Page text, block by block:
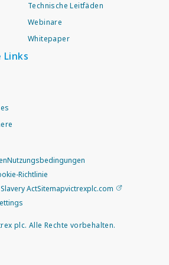
Technische Leitfäden
Webinare
Whitepaper
Nutzungsbedingungen
Richtlinie
ActSitemapvictrexplc.com
plc. Alle Rechte vorbehalten.